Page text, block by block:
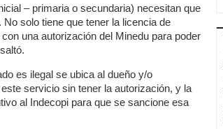
– primaria o secundaria) necesitan que
solo tiene que tener la licencia de
una autorización del Minedu para poder
es ilegal se ubica al dueño y/o
servicio sin tener la autorización, y la
al Indecopi para que se sancione esa